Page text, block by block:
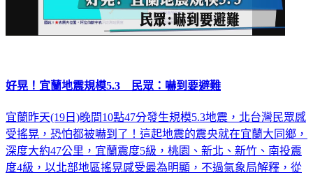
好晃！宜蘭地震規模5.3 民眾：嚇到要避難
宜蘭昨天(19日)晚間10點47分發生規模5.3地震，北台灣民眾感
受搖晃，恐怕都被嚇到了！這起地震的震央就在宜蘭大同鄉，
深度大約47公里，宜蘭震度5級，桃園、新北、新竹、南投震
度4級，以北部地區搖晃感受最為明顯，不過氣象局解釋，從